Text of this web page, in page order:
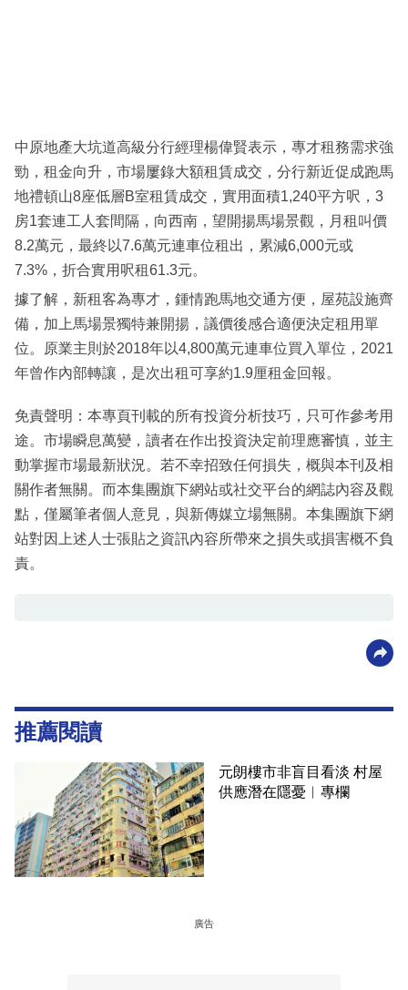
區
中原地產大坑道高級分行經理楊偉賢表示，專才租務需求強
勁，租金向升，市場屢錄大額租賃成交，分行新近促成跑馬
地禮頓山8座低層B室租賃成交，實用面積1,240平方呎，3
房1套連工人套間隔，向西南，望開揚馬場景觀，月租叫價
8.2萬元，最終以7.6萬元連車位租出，累減6,000元或
7.3%，折合實用呎租61.3元。
據了解，新租客為專才，鍾情跑馬地交通方便，屋苑設施齊
備，加上馬場景獨特兼開揚，議價後感合適便決定租用單
位。原業主則於2018年以4,800萬元連車位買入單位，2021
年曾作內部轉讓，是次出租可享約1.9厘租金回報。
免責聲明：本專頁刊載的所有投資分析技巧，只可作參考用
途。市場瞬息萬變，讀者在作出投資決定前理應審慎，並主
動掌握市場最新狀況。若不幸招致任何損失，概與本刊及相
關作者無關。而本集團旗下網站或社交平台的網誌內容及觀
點，僅屬筆者個人意見，與新傳媒立場無關。本集團旗下網
站對因上述人士張貼之資訊內容所帶來之損失或損害概不負
責。
推薦閱讀
元朗樓市非盲目看淡 村屋
供應潛在隱憂︳專欄
廣告